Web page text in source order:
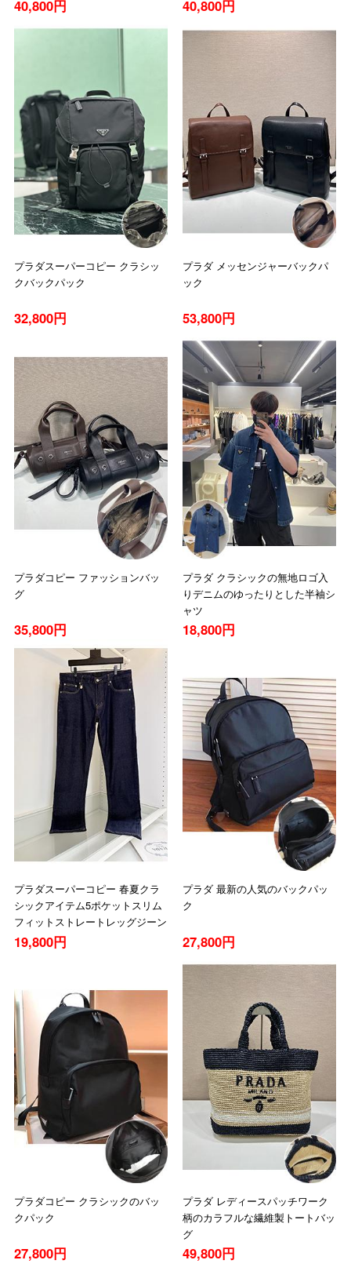
40,800円 40,800円
プラダスーパーコピー クラシッ
クバックパック
32,800円
プラダ メッセンジャーバックパ
ック
53,800円
プラダコピー ファッションバッ
グ
35,800円
プラダ クラシックの無地ロゴ入
りデニムのゆったりとした半袖シ
ャツ
18,800円
プラダスーパーコピー 春夏クラ
シックアイテム5ポケットスリム
フィットストレートレッグジーン
ズ
19,800円
プラダ 最新の人気のバックパッ
ク
27,800円
プラダコピー クラシックのバッ
クパック
27,800円
プラダ レディースパッチワーク
柄のカラフルな繊維製トートバッ
グ
49,800円